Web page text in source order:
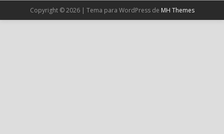
Cargar más
Copyright © 2026 | Tema para WordPress de MH Themes